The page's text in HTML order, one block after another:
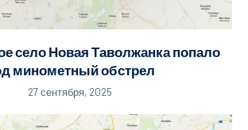
село Новая Таволжанка попало
минометный обстрел
27 сентября, 2025